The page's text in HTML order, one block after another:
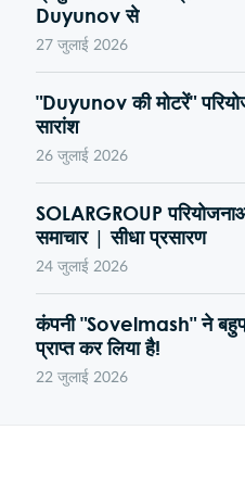
Duyunov से
27 जुलाई 2026
"Duyunov की मोटरें"
सारांश
26 जुलाई 2026
SOLARGROUP
समाचार | सीधा प्रसारण
24 जुलाई 2026
कंपनी "Sovelmash" ने
प्राप्त कर लिया है!
22 जुलाई 2026